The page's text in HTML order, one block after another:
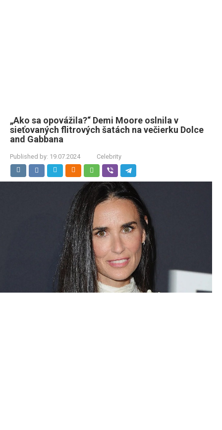
„Ako sa opovážila?“ Demi Moore oslnila v
sieťovaných flitrových šatách na večierku Dolce
and Gabbana
Published by: 19.07.2024 Celebrity